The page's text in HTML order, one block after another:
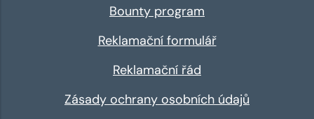
Bounty program
Reklamační formulář
Reklamační řád
Zásady ochrany osobních údajů